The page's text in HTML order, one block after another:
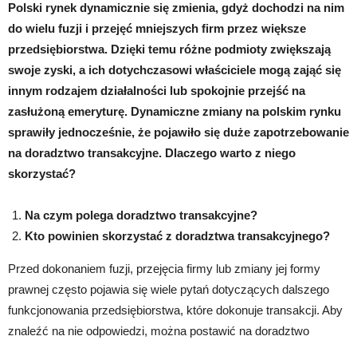
Polski rynek dynamicznie się zmienia, gdyż dochodzi na nim
do wielu fuzji i przejęć mniejszych firm przez większe
przedsiębiorstwa. Dzięki temu różne podmioty zwiększają
swoje zyski, a ich dotychczasowi właściciele mogą zająć się
innym rodzajem działalności lub spokojnie przejść na
zasłużoną emeryturę. Dynamiczne zmiany na polskim rynku
sprawiły jednocześnie, że pojawiło się duże zapotrzebowanie
na doradztwo transakcyjne. Dlaczego warto z niego
skorzystać?
Na czym polega doradztwo transakcyjne?
Kto powinien skorzystać z doradztwa transakcyjnego?
Przed dokonaniem fuzji, przejęcia firmy lub zmiany jej formy
prawnej często pojawia się wiele pytań dotyczących dalszego
funkcjonowania przedsiębiorstwa, które dokonuje transakcji. Aby
znaleźć na nie odpowiedzi, można postawić na doradztwo